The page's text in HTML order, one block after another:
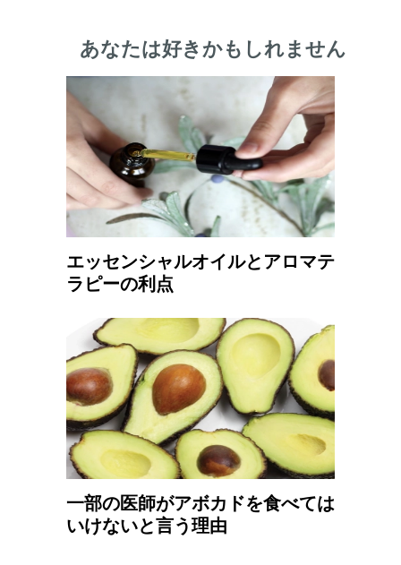
あなたは好きかもしれません
エッセンシャルオイルとアロマテ
ラピーの利点
一部の医師がアボカドを食べては
いけないと言う理由